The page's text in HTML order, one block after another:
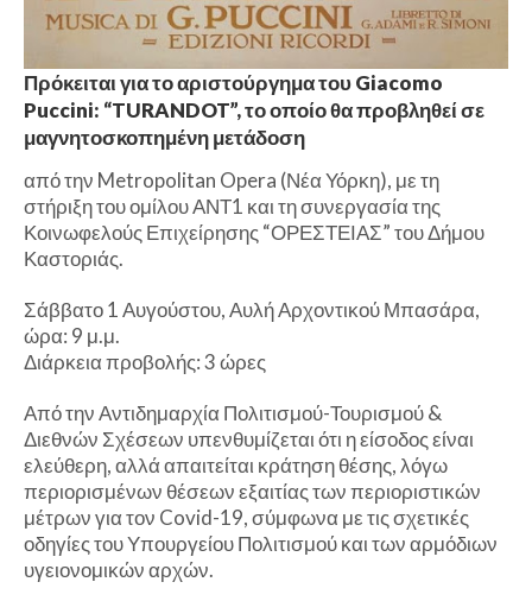
Πρόκειται για το αριστούργημα του Giacomo
Puccini: “TURANDOT”, το οποίο θα προβληθεί σε
μαγνητοσκοπημένη μετάδοση
από την Metropolitan Opera (Νέα Υόρκη), με τη
στήριξη του ομίλου ΑΝΤ1 και τη συνεργασία της
Κοινωφελούς Επιχείρησης “ΟΡΕΣΤΕΙΑΣ” του Δήμου
Καστοριάς.
Σάββατο 1 Αυγούστου, Αυλή Αρχοντικού Μπασάρα,
ώρα: 9 μ.μ.
Διάρκεια προβολής: 3 ώρες
Από την Αντιδημαρχία Πολιτισμού-Τουρισμού &
Διεθνών Σχέσεων υπενθυμίζεται ότι η είσοδος είναι
ελεύθερη, αλλά απαιτείται κράτηση θέσης, λόγω
περιορισμένων θέσεων εξαιτίας των περιοριστικών
μέτρων για τον Covid-19, σύμφωνα με τις σχετικές
οδηγίες του Υπουργείου Πολιτισμού και των αρμόδιων
υγειονομικών αρχών.